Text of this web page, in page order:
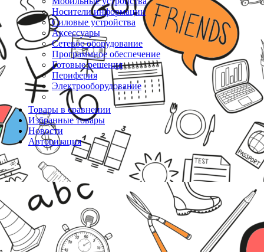
Носители информации
Силовые устройства
Аксессуары
Сетевое оборудование
Программное обеспечение
Готовые решения
Периферия
Электрооборудование
Товары в сравнении
Избранные товары
Новости
Авторизация